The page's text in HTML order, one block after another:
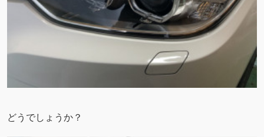
どうでしょうか？